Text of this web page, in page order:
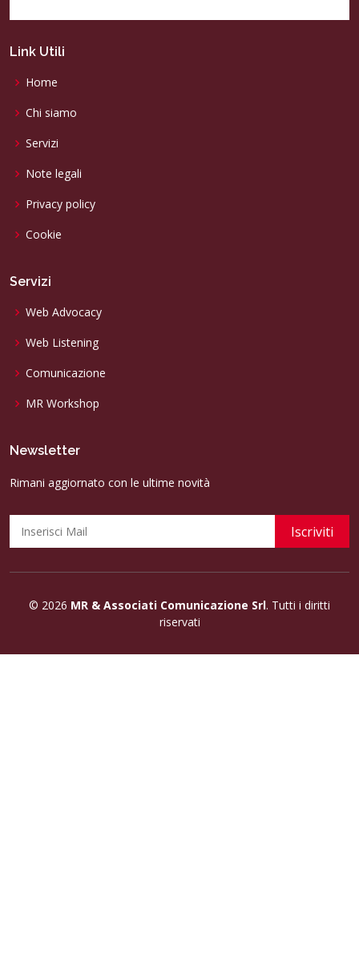
Link Utili
Home
Chi siamo
Servizi
Note legali
Privacy policy
Cookie
Servizi
Web Advocacy
Web Listening
Comunicazione
MR Workshop
Newsletter
Rimani aggiornato con le ultime novità
© 2026 MR & Associati Comunicazione Srl. Tutti i diritti
riservati